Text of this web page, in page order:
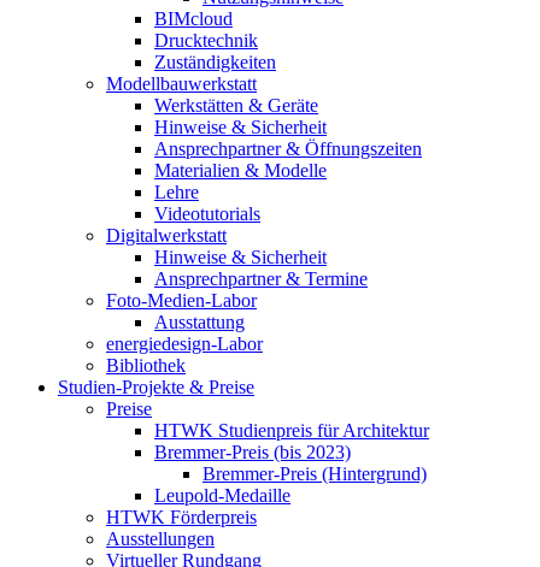
BIMcloud
Drucktechnik
Zuständigkeiten
Modellbauwerkstatt
Werkstätten & Geräte
Hinweise & Sicherheit
Ansprechpartner & Öffnungszeiten
Materialien & Modelle
Lehre
Videotutorials
Digitalwerkstatt
Hinweise & Sicherheit
Ansprechpartner & Termine
Foto-Medien-Labor
Ausstattung
energiedesign-Labor
Bibliothek
Studien-Projekte & Preise
Preise
HTWK Studienpreis für Architektur
Bremmer-Preis (bis 2023)
Bremmer-Preis (Hintergrund)
Leupold-Medaille
HTWK Förderpreis
Ausstellungen
Virtueller Rundgang